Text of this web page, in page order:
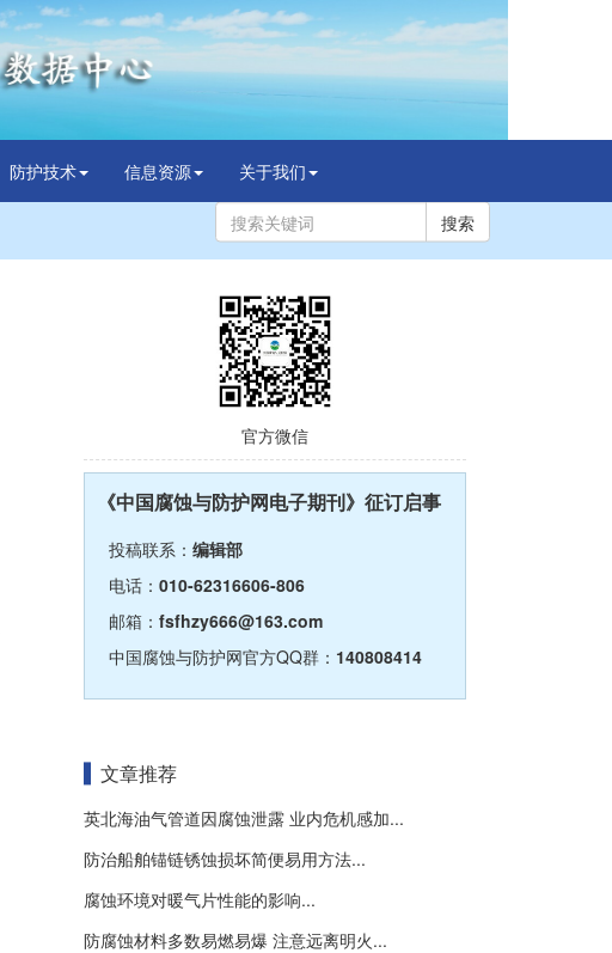
防护技术 信息资源 关于我们
搜索
官方微信
《中国腐蚀与防护网电子期刊》征订启事
投稿联系： 编辑部
电话： 010-62316606-806
邮箱： fsfhzy666@163.com
中国腐蚀与防护网官方QQ群： 140808414
文章推荐
英北海油气管道因腐蚀泄露 业内危机感加...
防治船舶锚链锈蚀损坏简便易用方法...
腐蚀环境对暖气片性能的影响...
防腐蚀材料多数易燃易爆 注意远离明火...